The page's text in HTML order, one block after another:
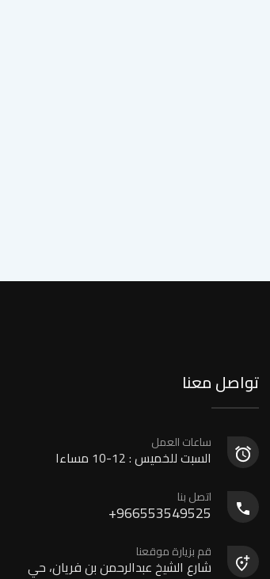
تواصل معنا
ساعات العمل
السبت للخميس : 12-10 مساءا
اتصل بنا
966553549525+
قم بزيارة موقعنا
شارع الشيخ عبدالرحمن بن فريان، حي